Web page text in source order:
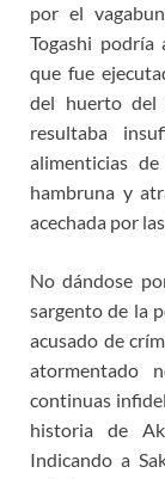
por el
Togashi podría
que fue
del huerto del
resultaba
alimenticias
hambruna y
acechada por
No dándose
sargento de la
acusado de
atormentado
continuas
historia de
Indicando a